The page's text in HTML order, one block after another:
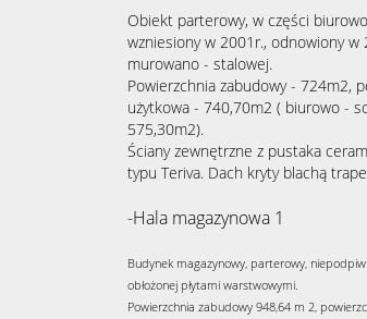
Obiekt parterowy, w części
wzniesiony w 2001r., odnowiony
murowano - stalowej.
Powierzchnia zabudowy - 724m2,
użytkowa - 740,70m2 ( biurowo -
575,30m2).
Ściany zewnętrzne z pustaka
typu Teriva. Dach kryty blachą
-Hala magazynowa 1
Budynek magazynowy, parterowy,
obłożonej płytami warstwowymi.
Powierzchnia zabudowy 948,64 m 2,